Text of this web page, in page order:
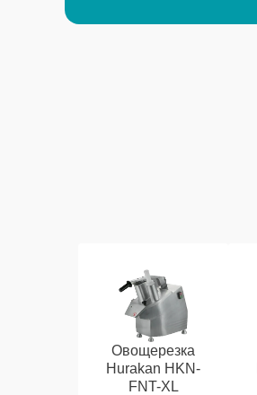
Овощерезка
Hurakan HKN-
FNT-XL